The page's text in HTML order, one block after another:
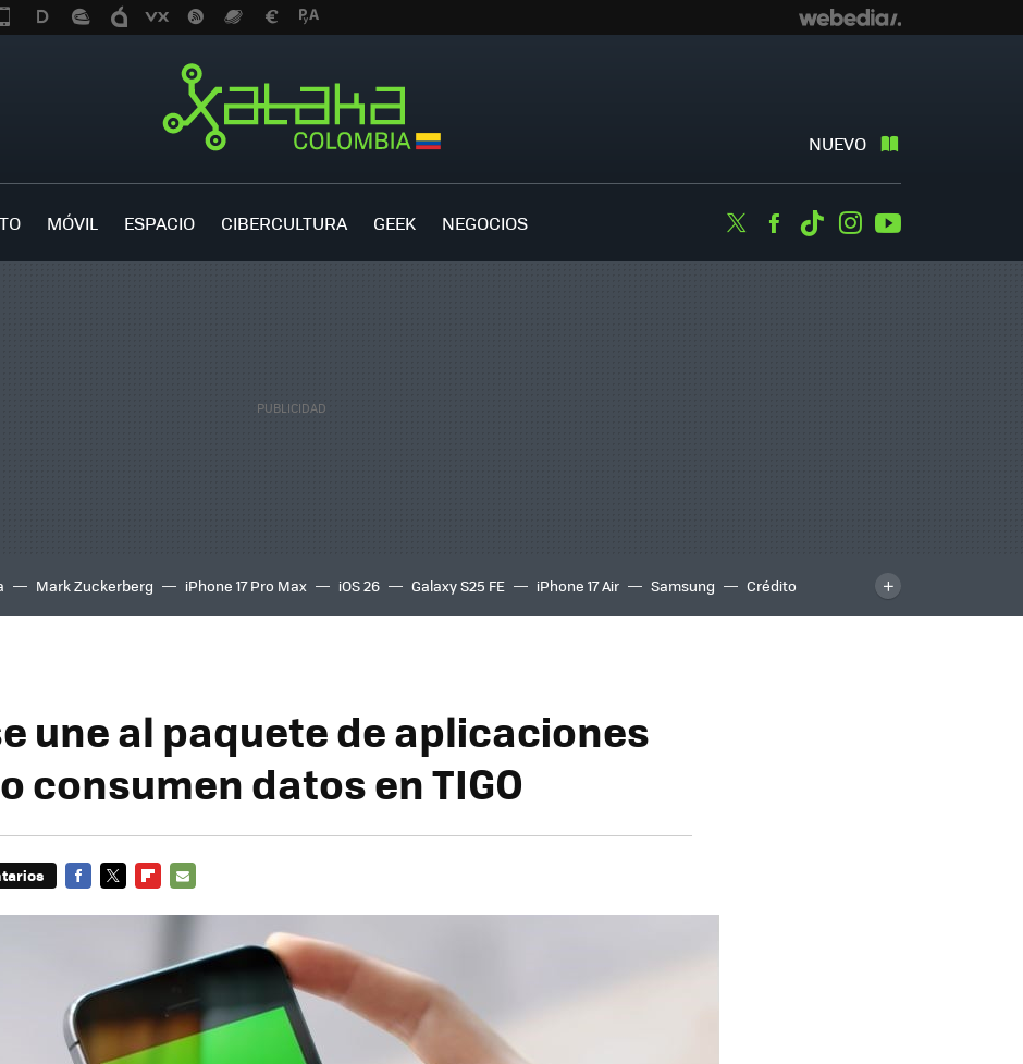
NUEVO
MÓVIL ESPACIO CIBERCULTURA GEEK NEGOCIOS TwitterFacebook
TiktokInstagram
Mark Zuckerberg iPhone 17 Pro Max iOS 26 Galaxy S25 FE iPhone 17 Air Samsung
Crédito
TCL C8K
une al paquete de aplicaciones
consumen datos en TIGO